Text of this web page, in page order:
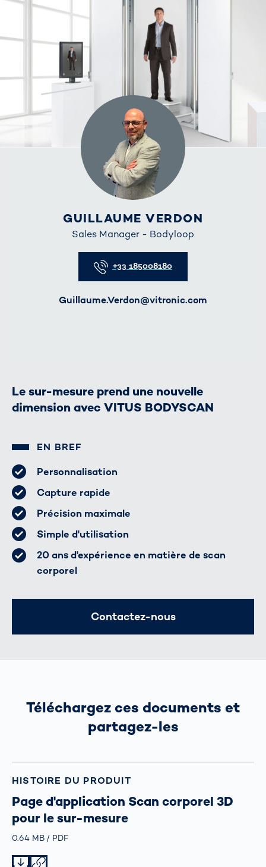
GUILLAUME VERDON
Sales Manager - Bodyloop
+33 185008180
Guillaume.Verdon@vitronic.com
Le sur-mesure prend une nouvelle
dimension avec VITUS BODYSCAN
EN BREF
Personnalisation
Capture rapide
Précision maximale
Simple d'utilisation
20 ans d'expérience en matière de scan
corporel
Contactez-nous
Téléchargez ces documents et
partagez-les
HISTOIRE DU PRODUIT
Page d'application Scan corporel 3D
pour le sur-mesure
Größe
0.64 MB TypPDF